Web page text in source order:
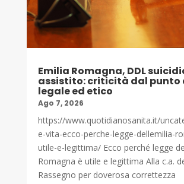
Emilia Romagna, DDL
assistito: criticità dal punto
legale ed etico
Ago 7, 2026
https://www.quotidianosanita.it/
e-vita-ecco-perche-legge-dellemilia-
utile-e-legittima/ Ecco perché legge
Romagna è utile e legittima Alla c.a.
Rassegno per doverosa correttezza